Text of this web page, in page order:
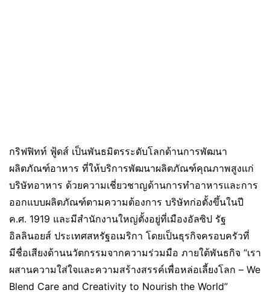
กริฟฟิทท์ ฟู้ดส์ เป็นพันธมิตรระดับโลกด้านการพัฒนา
ผลิตภัณฑ์อาหาร ที่ให้บริการพัฒนาผลิตภัณฑ์คุณภาพสูงแก่
บริษัทอาหาร ด้วยความเชี่ยวชาญด้านการทำอาหารและการ
ออกแบบผลิตภัณฑ์ตามความต้องการ บริษัทก่อตั้งขึ้นในปี
ค.ศ. 1919 และมีสำนักงานใหญ่ตั้งอยู่ที่เมืองอัลซิป รัฐ
อิลลินอยส์ ประเทศสหรัฐอเมริกา โดยเป็นธุรกิจครอบครัวที่
มีชื่อเสียงด้านนวัตกรรมจากความร่วมมือ ภายใต้พันธกิจ “เรา
ผสานความใส่ใจและความสร้างสรรค์เพื่อหล่อเลี้ยงโลก – We
Blend Care and Creativity to Nourish the World”